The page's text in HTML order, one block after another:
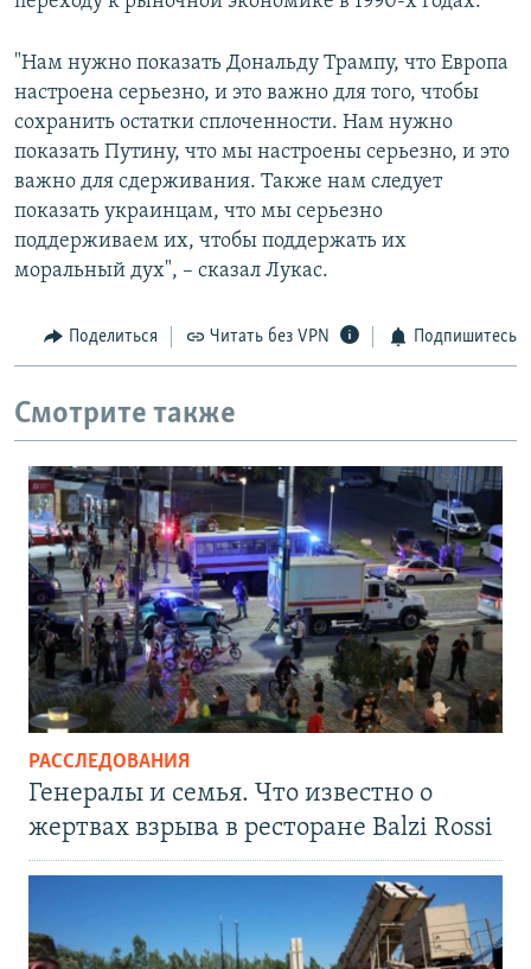
"Нам нужно показать Дональду Трампу, что Европа
настроена серьезно, и это важно для того, чтобы
сохранить остатки сплоченности. Нам нужно
показать Путину, что мы настроены серьезно, и это
важно для сдерживания. Также нам следует
показать украинцам, что мы серьезно
поддерживаем их, чтобы поддержать их
моральный дух", – сказал Лукас.
Поделиться Читать без VPN Подпишитесь
Смотрите также
РАССЛЕДОВАНИЯ
Генералы и семья. Что известно о
жертвах взрыва в ресторане Balzi Rossi